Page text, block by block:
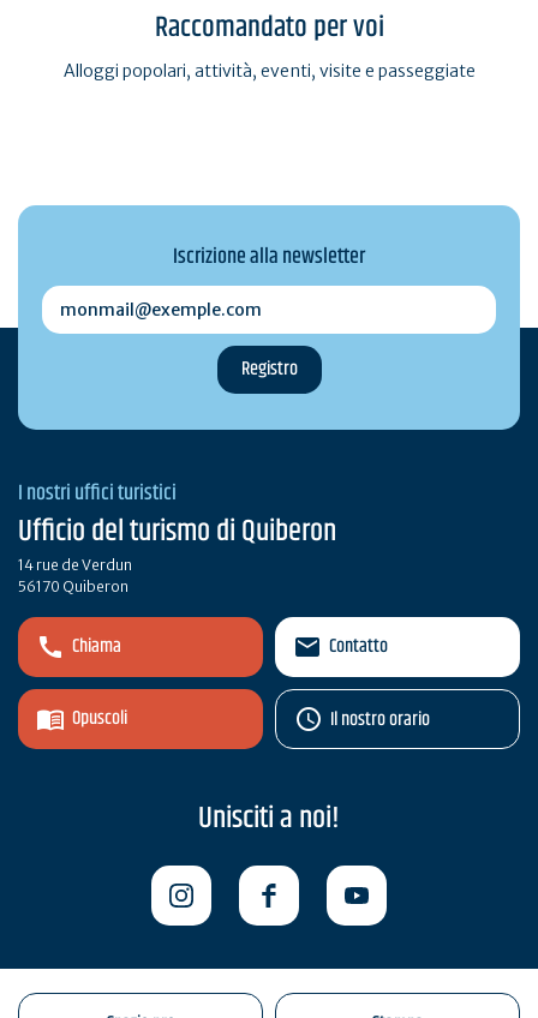
Raccomandato per voi
Alloggi popolari, attività, eventi, visite e passeggiate
Iscrizione alla newsletter
monmail@exemple.com
I nostri uffici turistici
Ufficio del turismo di Quiberon
14 rue de Verdun
56170 Quiberon
Chiama
Opuscoli
Contatto
Il nostro orario
Unisciti a noi!